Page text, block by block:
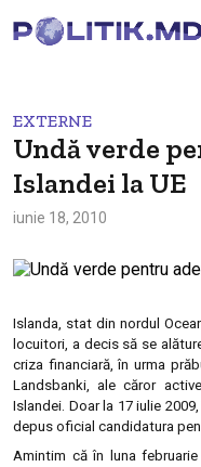
EXTERNE
Undă verde
Islandei la UE
iunie 18, 2010
Islanda, stat din nordul
locuitori, a decis să se
criza financiară, în urma
Landsbanki, ale căror
Islandei. Doar la 17 iulie
depus oficial candidatura
Amintim că în luna